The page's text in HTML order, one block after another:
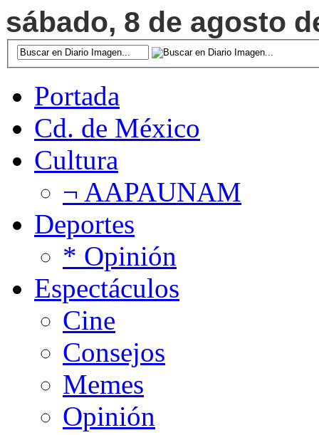
sábado, 8 de agosto
Portada
Cd. de México
Cultura
¬ AAPAUNAM
Deportes
* Opinión
Espectáculos
Cine
Consejos
Memes
Opinión